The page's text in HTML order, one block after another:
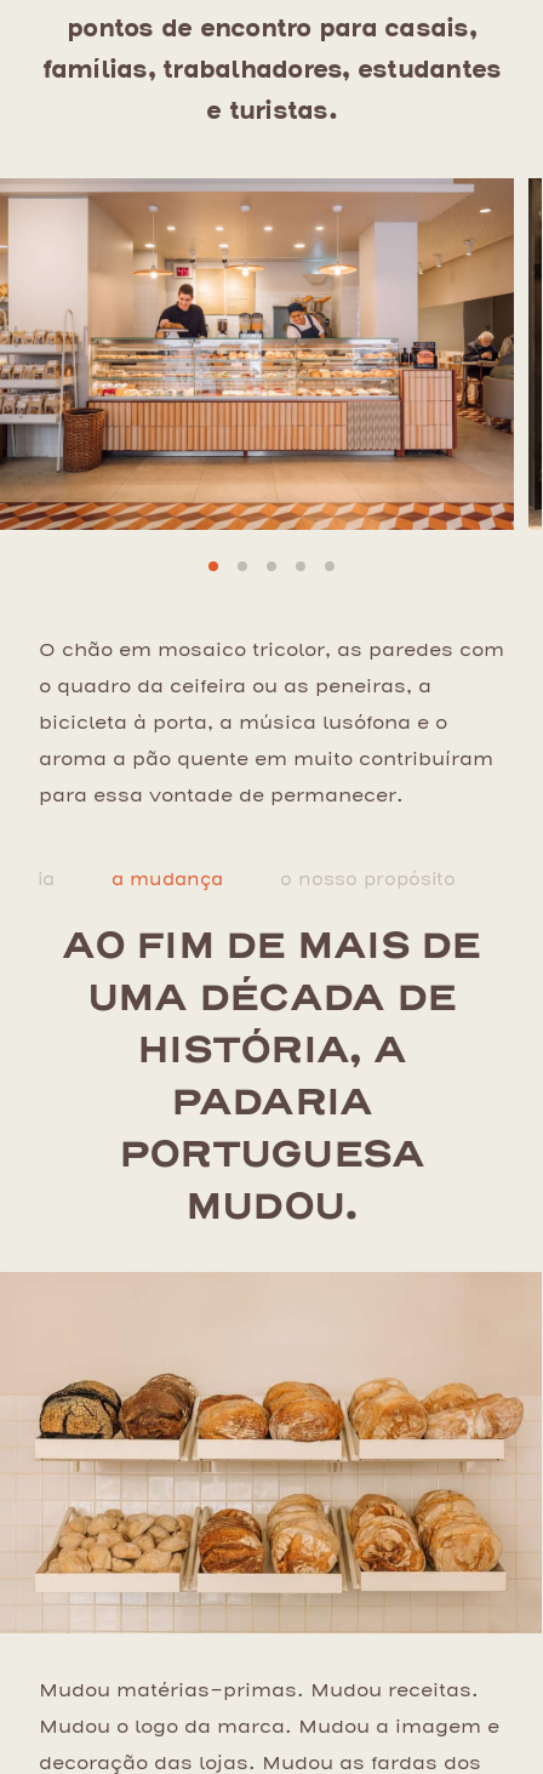
pontos de encontro para casais,
famílias, trabalhadores, estudantes
e turistas.
O chão em mosaico tricolor, as paredes com
o quadro da ceifeira ou as peneiras, a
bicicleta à porta, a música lusófona e o
aroma a pão quente em muito contribuíram
para essa vontade de permanecer.
a mudança o nosso propósito
AO FIM DE MAIS DE
UMA DÉCADA DE
HISTÓRIA, A
PADARIA
PORTUGUESA
MUDOU.
Mudou matérias-primas. Mudou receitas.
Mudou o logo da marca. Mudou a imagem e
decoração das lojas. Mudou as fardas dos